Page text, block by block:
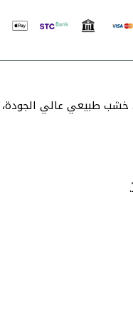
طبيعي عالي الجودة،